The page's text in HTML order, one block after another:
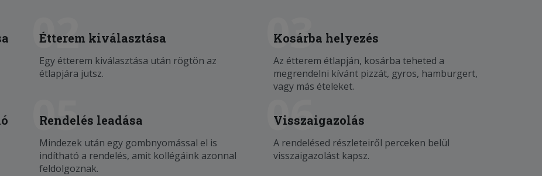
02
Étterem kiválasztása
Egy étterem kiválasztása után rögtön az
étlapjára jutsz.
03
Kosárba helyezés
Az étterem étlapján, kosárba teheted a
megrendelni kívánt pizzát, gyros, hamburgert,
vagy más ételeket.
05
Rendelés leadása
Mindezek után egy gombnyomással el is
indítható a rendelés, amit kollégáink azonnal
feldolgoznak.
06
Visszaigazolás
A rendelésed részleteiről perceken belül
visszaigazolást kapsz.